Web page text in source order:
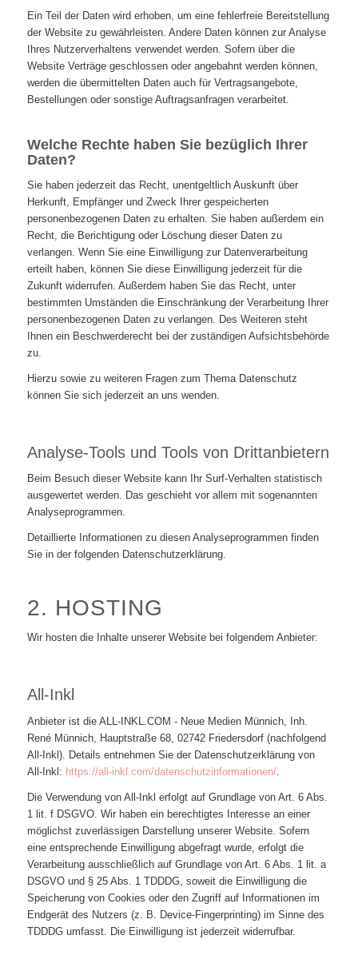
Ein Teil der Daten wird erhoben, um eine fehlerfreie Bereitstellung
der Website zu gewährleisten. Andere Daten können zur Analyse
Ihres Nutzerverhaltens verwendet werden. Sofern über die
Website Verträge geschlossen oder angebahnt werden können,
werden die übermittelten Daten auch für Vertragsangebote,
Bestellungen oder sonstige Auftragsanfragen verarbeitet.
Welche Rechte haben Sie bezüglich Ihrer
Daten?
Sie haben jederzeit das Recht, unentgeltlich Auskunft über
Herkunft, Empfänger und Zweck Ihrer gespeicherten
personenbezogenen Daten zu erhalten. Sie haben außerdem ein
Recht, die Berichtigung oder Löschung dieser Daten zu
verlangen. Wenn Sie eine Einwilligung zur Datenverarbeitung
erteilt haben, können Sie diese Einwilligung jederzeit für die
Zukunft widerrufen. Außerdem haben Sie das Recht, unter
bestimmten Umständen die Einschränkung der Verarbeitung Ihrer
personenbezogenen Daten zu verlangen. Des Weiteren steht
Ihnen ein Beschwerderecht bei der zuständigen Aufsichtsbehörde
zu.
Hierzu sowie zu weiteren Fragen zum Thema Datenschutz
können Sie sich jederzeit an uns wenden.
Analyse-Tools und Tools von Dritt­anbietern
Beim Besuch dieser Website kann Ihr Surf-Verhalten statistisch
ausgewertet werden. Das geschieht vor allem mit sogenannten
Analyseprogrammen.
Detaillierte Informationen zu diesen Analyseprogrammen finden
Sie in der folgenden Datenschutzerklärung.
2. HOSTING
Wir hosten die Inhalte unserer Website bei folgendem Anbieter:
All-Inkl
Anbieter ist die ALL-INKL.COM - Neue Medien Münnich, Inh.
René Münnich, Hauptstraße 68, 02742 Friedersdorf (nachfolgend
All-Inkl). Details entnehmen Sie der Datenschutzerklärung von
All-Inkl: https://all-inkl.com/datenschutzinformationen/.
Die Verwendung von All-Inkl erfolgt auf Grundlage von Art. 6 Abs.
1 lit. f DSGVO. Wir haben ein berechtigtes Interesse an einer
möglichst zuverlässigen Darstellung unserer Website. Sofern
eine entsprechende Einwilligung abgefragt wurde, erfolgt die
Verarbeitung ausschließlich auf Grundlage von Art. 6 Abs. 1 lit. a
DSGVO und § 25 Abs. 1 TDDDG, soweit die Einwilligung die
Speicherung von Cookies oder den Zugriff auf Informationen im
Endgerät des Nutzers (z. B. Device-Fingerprinting) im Sinne des
TDDDG umfasst. Die Einwilligung ist jederzeit widerrufbar.